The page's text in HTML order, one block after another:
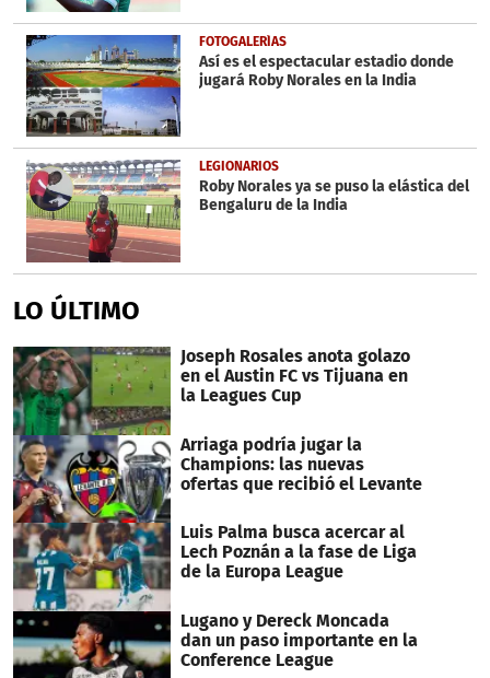
FOTOGALERÍAS
Así es el espectacular estadio donde
jugará Roby Norales en la India
LEGIONARIOS
Roby Norales ya se puso la elástica del
Bengaluru de la India
LO ÚLTIMO
Joseph Rosales anota golazo
en el Austin FC vs Tijuana en
la Leagues Cup
Arriaga podría jugar la
Champions: las nuevas
ofertas que recibió el Levante
Luis Palma busca acercar al
Lech Poznán a la fase de Liga
de la Europa League
Lugano y Dereck Moncada
dan un paso importante en la
Conference League